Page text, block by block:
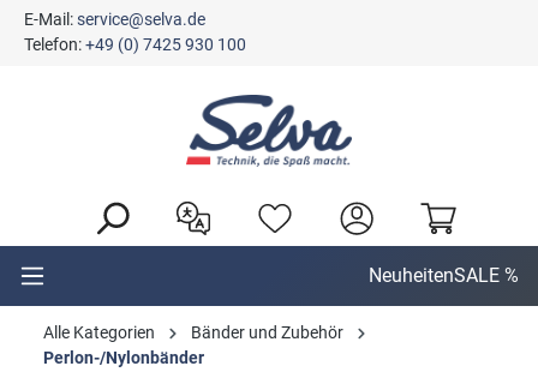
springen
E-Mail:service@selva.de
Telefon:+49 (0) 7425 930 100
NeuheitenSALE %
Alle Kategorien
Bänder und Zubehör
Perlon-/Nylonbänder